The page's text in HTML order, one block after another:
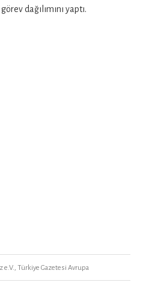
dağılımını yaptı.
e.V.,Türkiye Gazetesi Avrupa